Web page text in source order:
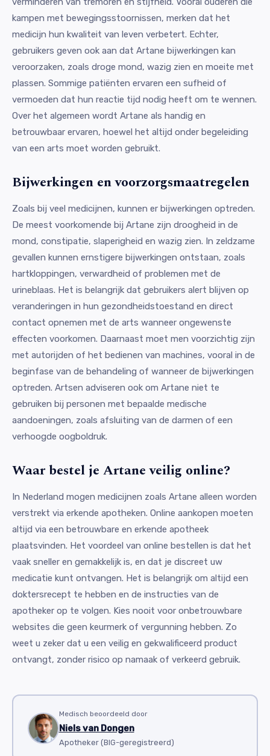
kampen met bewegingsstoornissen, merken dat het
medicijn hun kwaliteit van leven verbetert. Echter,
gebruikers geven ook aan dat Artane bijwerkingen kan
veroorzaken, zoals droge mond, wazig zien en moeite met
plassen. Sommige patiënten ervaren een sufheid of
vermoeden dat hun reactie tijd nodig heeft om te wennen.
Over het algemeen wordt Artane als handig en
betrouwbaar ervaren, hoewel het altijd onder begeleiding
van een arts moet worden gebruikt.
Bijwerkingen en voorzorgsmaatregelen
Zoals bij veel medicijnen, kunnen er bijwerkingen optreden.
De meest voorkomende bij Artane zijn droogheid in de
mond, constipatie, slaperigheid en wazig zien. In zeldzame
gevallen kunnen ernstigere bijwerkingen ontstaan, zoals
hartkloppingen, verwardheid of problemen met de
urineblaas. Het is belangrijk dat gebruikers alert blijven op
veranderingen in hun gezondheidstoestand en direct
contact opnemen met de arts wanneer ongewenste
effecten voorkomen. Daarnaast moet men voorzichtig zijn
met autorijden of het bedienen van machines, vooral in de
beginfase van de behandeling of wanneer de bijwerkingen
optreden. Artsen adviseren ook om Artane niet te
gebruiken bij personen met bepaalde medische
aandoeningen, zoals afsluiting van de darmen of een
verhoogde oogboldruk.
Waar bestel je Artane veilig online?
In Nederland mogen medicijnen zoals Artane alleen worden
verstrekt via erkende apotheken. Online aankopen moeten
altijd via een betrouwbare en erkende apotheek
plaatsvinden. Het voordeel van online bestellen is dat het
vaak sneller en gemakkelijk is, en dat je discreet uw
medicatie kunt ontvangen. Het is belangrijk om altijd een
doktersrecept te hebben en de instructies van de
apotheker op te volgen. Kies nooit voor onbetrouwbare
websites die geen keurmerk of vergunning hebben. Zo
weet u zeker dat u een veilig en gekwalificeerd product
ontvangt, zonder risico op namaak of verkeerd gebruik.
Medisch beoordeeld door
Niels van Dongen
Apotheker (BIG-geregistreerd)